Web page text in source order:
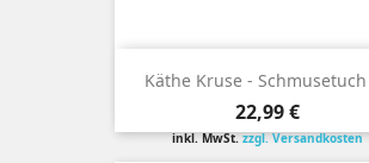
Käthe Kruse -
Preis
22,99 €
inkl. MwSt.zzgl. Versandkosten